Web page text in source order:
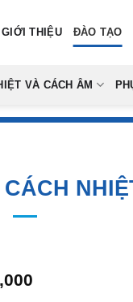
GIỚI THIỆU ĐÀO TẠO
VÀ CÁCH ÂM